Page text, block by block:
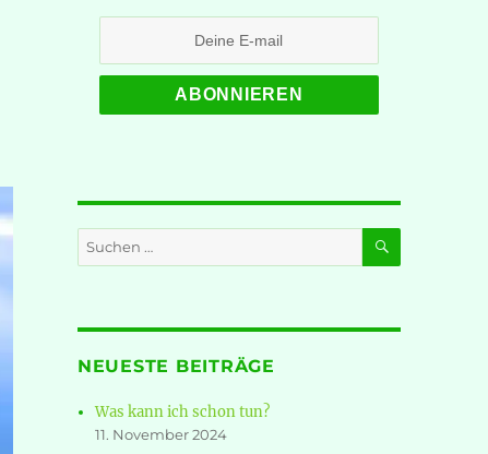
Suche
nach:
SUCHEN
NEUESTE BEITRÄGE
Was kann ich schon tun?
11. November 2024